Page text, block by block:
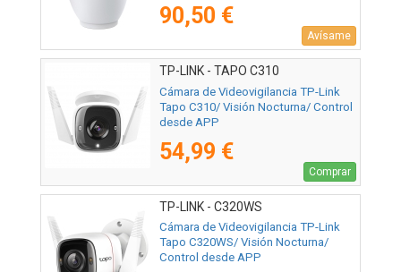
90,50 €
Avísame
TP-LINK - TAPO C310
Cámara de Videovigilancia TP-Link
Tapo C310/ Visión Nocturna/ Control
desde APP
54,99 €
Comprar
TP-LINK - C320WS
Cámara de Videovigilancia TP-Link
Tapo C320WS/ Visión Nocturna/
Control desde APP